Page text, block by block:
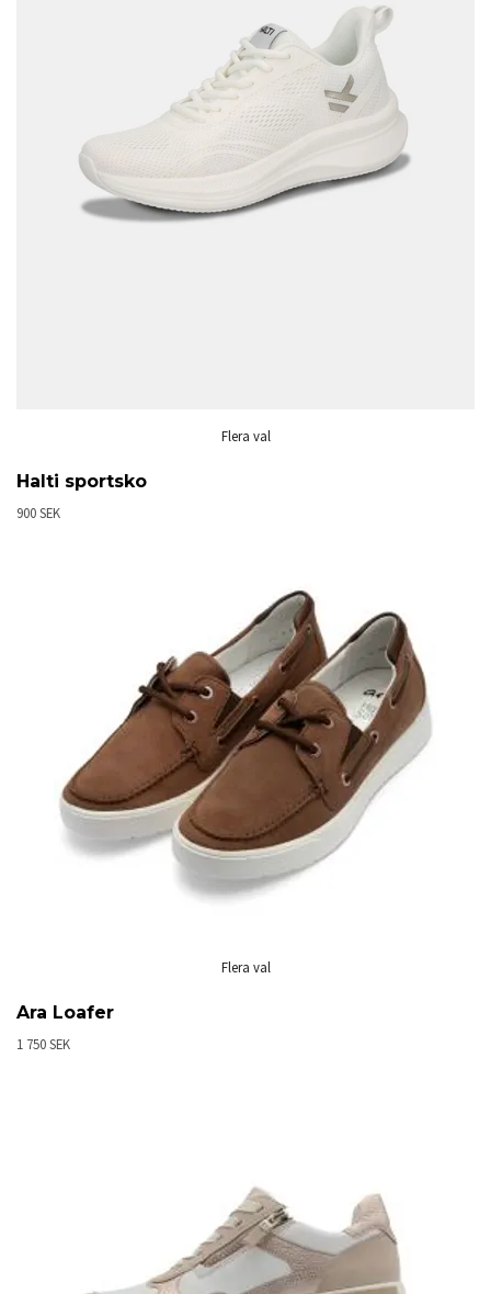
Flera val
Halti sportsko
900 SEK
Flera val
Ara Loafer
1 750 SEK